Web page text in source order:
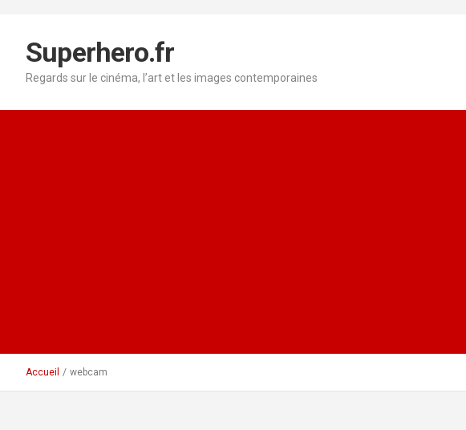
contenuSuperhero.fr
Regards sur le cinéma, l’art et les images contemporaines
Accueil webcam